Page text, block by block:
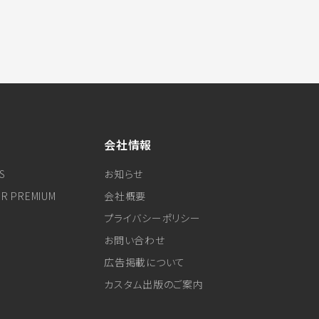
PREMIUM
会社情報
お知らせ
会社概要
プライバシーポリシー
お問い合わせ
広告掲載について
カスタム出版のご案内